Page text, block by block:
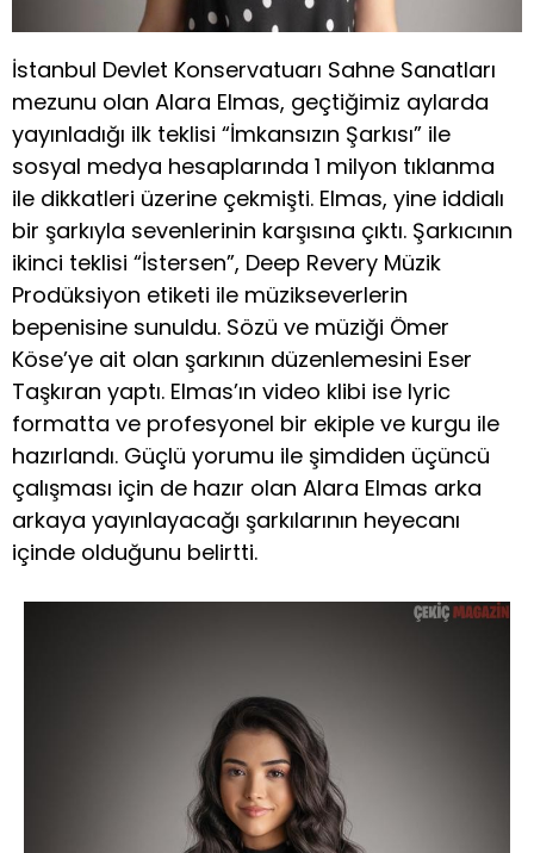
İstanbul Devlet Konservatuarı Sahne Sanatları
mezunu olan Alara Elmas, geçtiğimiz aylarda
yayınladığı ilk teklisi “İmkansızın Şarkısı” ile
sosyal medya hesaplarında 1 milyon tıklanma
ile dikkatleri üzerine çekmişti. Elmas, yine iddialı
bir şarkıyla sevenlerinin karşısına çıktı. Şarkıcının
ikinci teklisi “İstersen”, Deep Revery Müzik
Prodüksiyon etiketi ile müzikseverlerin
bepenisine sunuldu. Sözü ve müziği Ömer
Köse’ye ait olan şarkının düzenlemesini Eser
Taşkıran yaptı. Elmas’ın video klibi ise lyric
formatta ve profesyonel bir ekiple ve kurgu ile
hazırlandı. Güçlü yorumu ile şimdiden üçüncü
çalışması için de hazır olan Alara Elmas arka
arkaya yayınlayacağı şarkılarının heyecanı
içinde olduğunu belirtti.